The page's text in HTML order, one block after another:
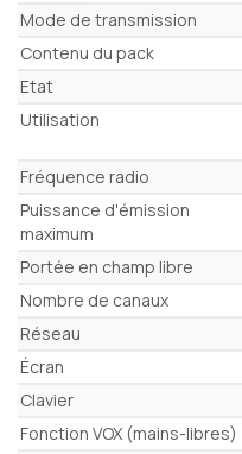
Caractéristiques
Mode de transmission
Contenu du pack
Etat
Utilisation
Fréquence radio
Puissance d'émission
maximum
Portée en champ libre
Nombre de canaux
Réseau
Écran
Clavier
Fonction VOX (mains-libres)